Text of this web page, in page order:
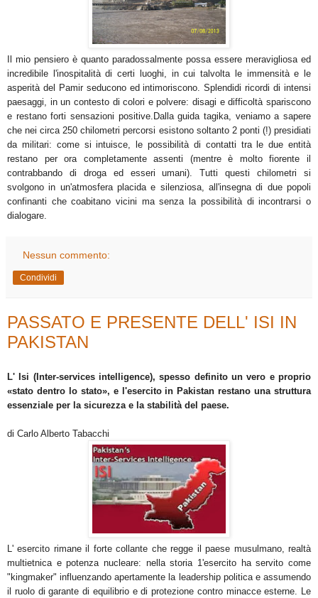
Il mio pensiero è quanto paradossalmente possa essere meravigliosa ed
incredibile l'inospitalità di certi luoghi, in cui talvolta le immensità e le
asperità del Pamir seducono ed intimoriscono. Splendidi ricordi di intensi
paesaggi, in un contesto di colori e polvere: disagi e difficoltà spariscono
e restano forti sensazioni positive.Dalla guida tagika, veniamo a sapere
che nei circa 250 chilometri percorsi esistono soltanto 2 ponti (!) presidiati
da militari: come si intuisce, le possibilità di contatti tra le due entità
restano per ora completamente assenti (mentre è molto fiorente il
contrabbando di droga ed esseri umani). Tutti questi chilometri si
svolgono in un'atmosfera placida e silenziosa, all'insegna di due popoli
confinanti che coabitano vicini ma senza la possibilità di incontrarsi o
dialogare.
Nessun commento:
Condividi
PASSATO E PRESENTE DELL' ISI IN
PAKISTAN
L' Isi (Inter-services intelligence), spesso definito un vero e proprio
«stato dentro lo stato», e l'esercito in Pakistan restano una struttura
essenziale per la sicurezza e la stabilità del paese.
di Carlo Alberto Tabacchi
L' esercito rimane il forte collante che regge il paese musulmano, realtà
multietnica e potenza nucleare: nella storia 1'esercito ha servito come
"kingmaker" influenzando apertamente la leadership politica e assumendo
il ruolo di garante di equilibrio e di protezione contro minacce esterne. Le